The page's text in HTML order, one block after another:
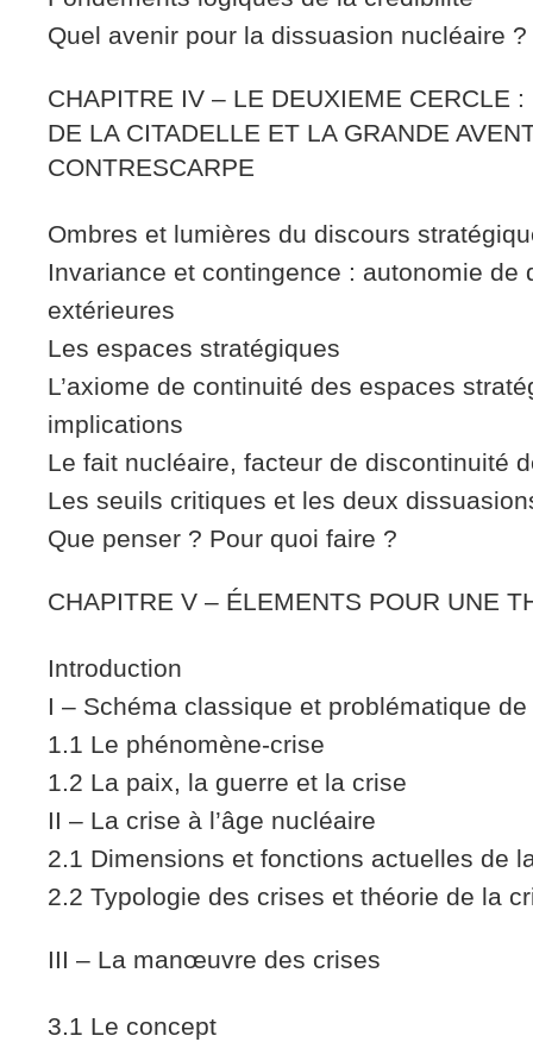
Quel avenir pour la dissuasion nucléaire ?
CHAPITRE IV – LE DEUXIEME CERCLE
DE LA CITADELLE ET LA GRANDE
CONTRESCARPE
Ombres et lumières du discours
Invariance et contingence : autonomie de
extérieures
Les espaces stratégiques
L’axiome de continuité des espaces
implications
Le fait nucléaire, facteur de discontinuité
Les seuils critiques et les deux
Que penser ? Pour quoi faire ?
CHAPITRE V – ÉLEMENTS POUR UNE
Introduction
I – Schéma classique et problématique
1.1 Le phénomène-crise
1.2 La paix, la guerre et la crise
II – La crise à l’âge nucléaire
2.1 Dimensions et fonctions actuelles de
2.2 Typologie des crises et théorie de la
III – La manœuvre des crises
3.1 Le concept